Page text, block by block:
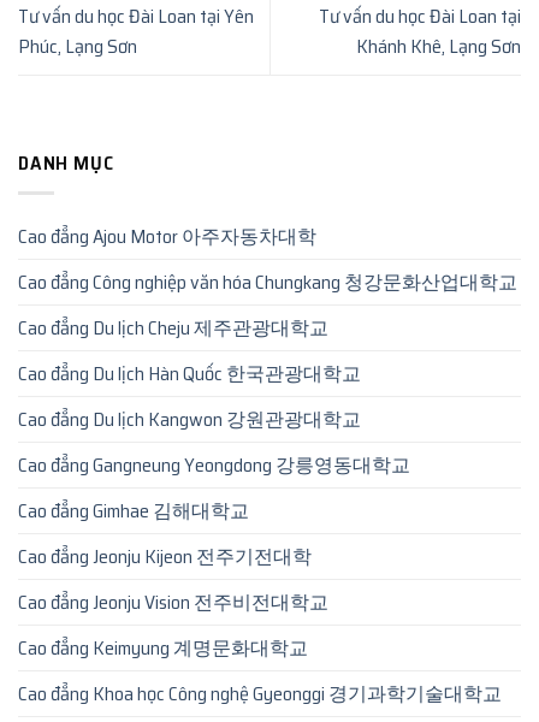
Tư vấn du học Đài Loan tại Yên
Phúc, Lạng Sơn
Tư vấn du học Đài Loan tại
Khánh Khê, Lạng Sơn
DANH MỤC
Cao đẳng Ajou Motor 아주자동차대학
Cao đẳng Công nghiệp văn hóa Chungkang 청강문화산업대학교
Cao đẳng Du lịch Cheju 제주관광대학교
Cao đẳng Du lịch Hàn Quốc 한국관광대학교
Cao đẳng Du lịch Kangwon 강원관광대학교
Cao đẳng Gangneung Yeongdong 강릉영동대학교
Cao đẳng Gimhae 김해대학교
Cao đẳng Jeonju Kijeon 전주기전대학
Cao đẳng Jeonju Vision 전주비전대학교
Cao đẳng Keimyung 계명문화대학교
Cao đẳng Khoa học Công nghệ Gyeonggi 경기과학기술대학교